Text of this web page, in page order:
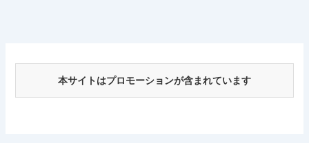
本サイトはプロモーションが含まれています